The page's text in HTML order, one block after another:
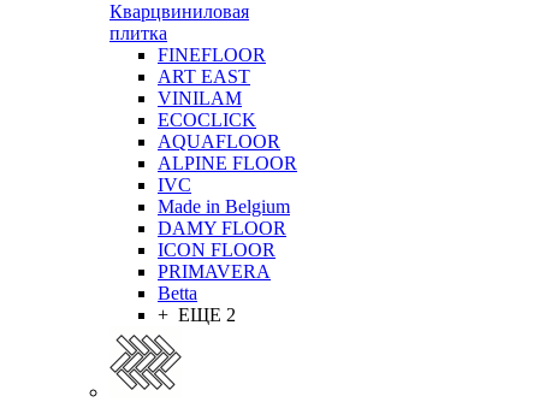
Кварцвиниловая
плитка
FINEFLOOR
ART EAST
VINILAM
ECOCLICK
AQUAFLOOR
ALPINE FLOOR
IVC
Made in Belgium
DAMY FLOOR
ICON FLOOR
PRIMAVERA
Betta
+ ЕЩЕ 2